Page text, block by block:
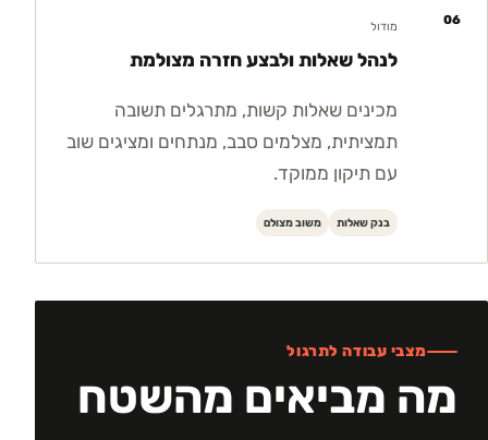
06 מודול
לנהל שאלות ולבצע חזרה מצולמת
מכינים שאלות קשות, מתרגלים תשובה
תמציתית, מצלמים סבב, מנתחים ומציגים שוב
עם תיקון ממוקד.
בנק שאלות משוב מצולם
מצבי עבודה לתרגול
מה מביאים מהשטח